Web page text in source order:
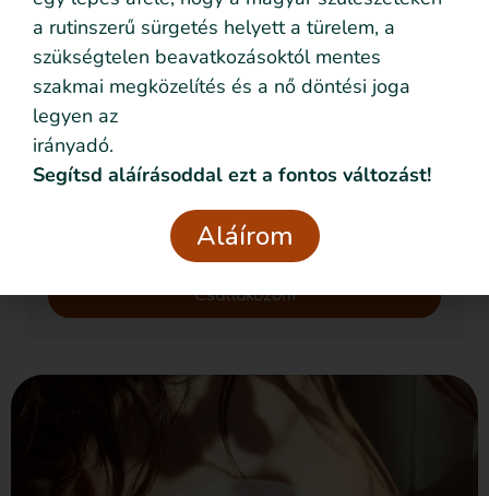
Feliratkozom!
Szeretném nyomon követni az eseményeket emailben
is
Szeretném elmesélni a saját történetemet
Elolvastam és elfogadom az Adatvédelmi
nyilatkozatbanfoglaltakat.
Csatlakozom
a rutinszerű sürgetés helyett a türelem, a
szükségtelen beavatkozásoktól mentes
szakmai megközelítés és a nő döntési joga
legyen az
irányadó.
Segítsd aláírásoddal ezt a fontos változást!
Aláírom